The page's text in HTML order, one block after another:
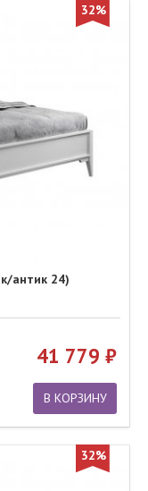
32%
антик 24)
41 779
В КОРЗИНУ
32%